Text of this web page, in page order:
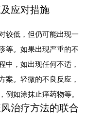
应对措施
较低，但仍可能出现一
等。如果出现严重的不
中，如出现任何不适，
案。轻微的不良反应，
例如涂抹止痒药物等。
治疗方法的联合